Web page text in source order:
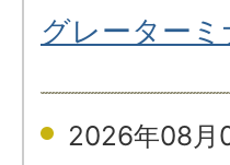
グレーター
2026年08月